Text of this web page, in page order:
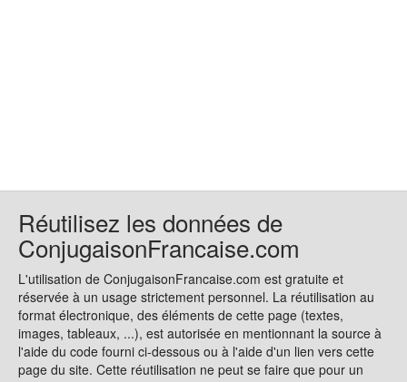
Réutilisez les données de
ConjugaisonFrancaise.com
L'utilisation de ConjugaisonFrancaise.com est gratuite et
réservée à un usage strictement personnel. La réutilisation au
format électronique, des éléments de cette page (textes,
images, tableaux, ...), est autorisée en mentionnant la source à
l'aide du code fourni ci-dessous ou à l'aide d'un lien vers cette
page du site. Cette réutilisation ne peut se faire que pour un